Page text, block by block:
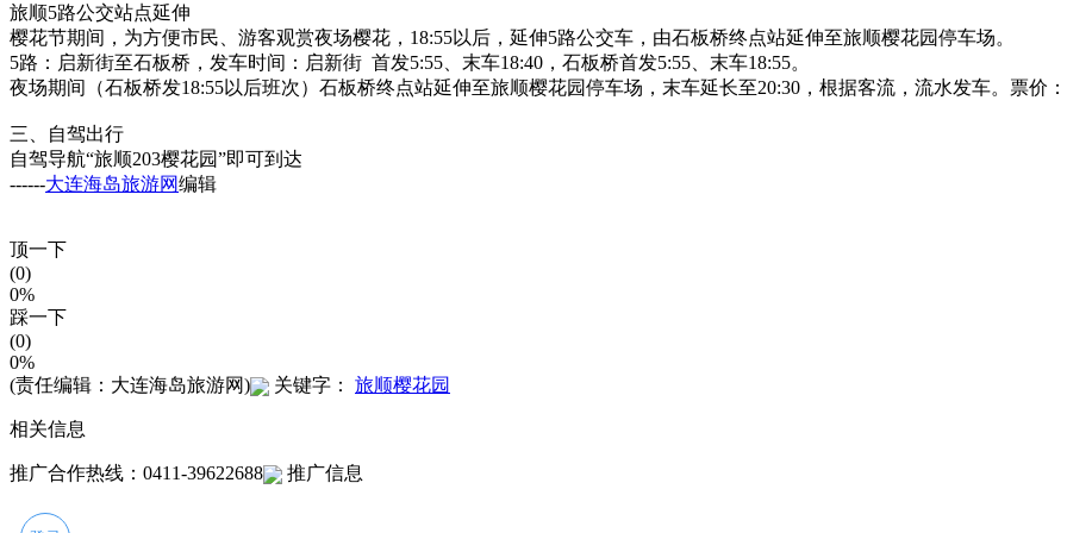
旅顺5路公交站点延伸
樱花节期间，为方便市民、游客观赏夜场樱花，18:55以后，延伸5路公交车，由石板桥终点站延伸至旅顺樱花园停车场。
5路：启新街至石板桥，发车时间：启新街 首发5:55、末车18:40，石板桥首发5:55、末车18:55。
夜场期间（石板桥发18:55以后班次）石板桥终点站延伸至旅顺樱花园停车场，末车延长至20:30，根据客流，流水发车。票价
三、自驾出行
自驾导航“旅顺203樱花园”即可到达
------大连海岛旅游网编辑
顶一下
(0)
0%
踩一下
(0)
0%
(责任编辑：大连海岛旅游网)
关键字： 旅顺樱花园
相关信息
推广合作热线：0411-39622688 推广信息